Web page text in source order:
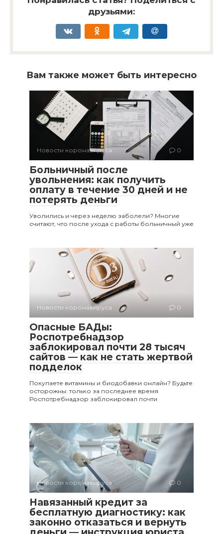
друзьями:
Вам также может быть интересно
Новости коронавируса 0
Больничный после
увольнения: как получить
оплату в течение 30 дней и не
потерять деньги
Уволились и через неделю заболели? Многие
считают, что после ухода с работы больничный уже
Новости коронавируса 0
Опасные БАДы:
Роспотребнадзор
заблокировал почти 28 тысяч
сайтов — как не стать жертвой
подделок
Покупаете витамины и биодобавки онлайн? Будьте
осторожны: только за последнее время
Роспотребнадзор заблокировал почти
Новости коронавируса 0
Навязанный кредит за
бесплатную диагностику: как
законно отказаться и вернуть